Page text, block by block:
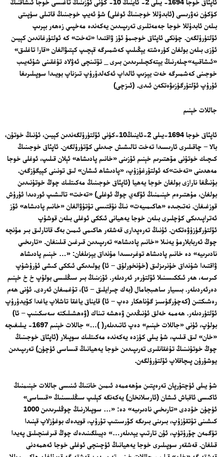
كۈكۈن نەۋرىسى (ئابدۇللا خوجىنىڭ ئوغلى) شۇ ئەيپ خوجىنىڭ قاتىلى سۈپىتى
بىلەن ئابدۇللا خوجا جەمەتلىرى تەرىپىدىن يەكەندە مەخپىي زەھەر بېرىپ
ئۆلتۈرۈلگەن. چۈنكى ئاپئاق خوجىمۇ ئۆز ۋاقتىدا «تەخت» كە ئولتۇرغاندىن كېيىن
ئۆزى بىلەن بولغان كۈرەشتە يېڭىلىپ كەشمىرگە قېچىپ كېتىۋالغان «قارا تاغلىق»
«ئىشاقىيە»چىلەرنىڭ يېتەكچىلىرىدىن بىرى _ تۆتىنچى ئەۋلاد تۇغقىنى شۇئەيىب
خوجىنى كەشمىرگە خەت يېزىپ ئالداپ ئەكەلدۈرۈپ تىزناپ بويىدا سوپىلىرىغا
ئۇرۇپ ئۆلتۈرگۈزىۋەتكەن ئىدى. (ئىزچى)
جاللات خېنىم
ئاپئاق خوجا 1694-يىلى 2-ئاينىڭ10-كۈنى ئۆلتۈرۈلگەندىن كېيىن، ئۇنىڭ خوتۇن،
بالا – چاقىلىرى ئارىسىدا تەخت تالىشىش جىدىلى كۆتۈرۈلگەن. ئاپئاق خوجىنىڭ
كىچىك خوتۇنى مۆھتىرىم خېنىم ئۆزىنى «خانىم پادىشاھ» ئېلان قىلىپ، ئوغلى خوجا
مەھدىنى «تەخت»كە ئولتۇرغۇزۇپ، «پادىشاھ ئىشان» لىق تونىنى كېيگۈزگەن.
بۇنىڭغا نارازى بولغان خوجا يەھيا (ئاپئاق خوجىنىڭ مەكىتلىك چوڭ خوتۇنىدىن
بولغان، مۇھتىرەم خېنىمنىڭ ئۆگەي چوڭ ئوغلى) «تەخت» تالىشىپ ئوردىدا ئۇرۇش
قوزغىغان. نەتىجىدە «ھاكىمىيەت» نىڭ نۇقتىسى تۇتۇۋالغان «خانىم پادىشاھ» ئۆز
ئەتراپىدىكى كۈچلىرى بىلەن خوجا يەھيانى ئىككى ئوغلى بىلەن قوشۇپ
ئۆلتۈرگۈزۈۋەتكەن. ئۇنىڭ تەرەپدارى قەشقەر ھاكىمى ئىمىن بەگ قاتارلىق بىر مۇنچە
چوڭ ئەربابلارمۇ يەنىلا «خانىم پادىشاھ» تەرىپىدىن قىرغىن قىلىنغان. «تارىخىي
نادىرىيە» دە خانىم پادىشاھ توغرىسىدا مۇنداق يېزىلغان: «… خېنىم پادىشاھ
ۋاقتىدا شۇنداق خۇنرىزلىق (خۇنخورلۇق – ئا) يولىدىكى ئىككى كىشى ئۇرۇشۇپ
كىرسە، ھەر ئىككىسىنىلا ئۆلتۈرەر ئەردىلەر. ئۆزىنىڭ بىر سىڭلىسى بولۇپ خ خ خېنىم
دەرئەردىلەر. بىسيار ساھىبجامال (بەك چىرايلىق – ئا)، تۇغمىغان ئەردى. ئۇنى ھەم
رەشىكتىن (كەچۈرگۈسىز گۇناھكار دەپ – ئا) قايناق ياغقا تاشلاپ ياغدا كۆيدۈرۈپ
ئۆلتۈردىلەر. ھەممە خەلق ئۇنىڭدىن ۋەھشە تىناك (ۋەھشىلىكتە سەسكىنىپ – ئا)
بولۇپ، ئۇنى «جاللات خېنىم» دەپ ئاتىدىلەر( )…» جاللات خېنىم 1697- يىلىغىچە
«خان» لىق قىلىپ، شۇ يىلى كۈزدە يەكەندە مەكىتلىك سوپىلار (ئاپئاق خوجىنىڭ
چوڭ خوتۇنىنىڭ تۇغقانلىرى تەرىپىدىن خوجا يەھيانىڭ قىساسى ئۈچۈن) تەرىپىدىن
يوشۇرۇن پىچاقلاپ ئۆلتۈرۈلگەن.
شۇ يىلى ئۈچتۇرپان تەرەپتىن مۇھەممەد ئىمىن خاننىڭ ئىنىسى جاللات خېنىمنىڭ
ئاكىسى ئاقباش ئىشان (ئارسلانخان) يەكەنگە كېلىپ سىڭلىسىنىڭ «قىساسى»
ئۈچۈن خۇددى «تارىخىي نادىرىيە» دە: «… سوپىلارنىڭ چوڭلىرىدىن 1000
كىشىنى تۇتقۇزۇپ، بىرىنى بىرىگە كۆرسىتىپ تۇرۇپ، قويدەك بوغۇزلاپ قېنىدا
تۈگمەن چۆرۈتۈپ، ئۇن تارتىپ يېدىلەر…» دېيىلگىنىدەك چوڭ قىرغىنچىلىق پەيدا
قىلغان. قەشقەر سوپىلىرى خوجا يەھيانىڭ ئۈچىنچى ئوغلى خوجا ئەھمەدنى